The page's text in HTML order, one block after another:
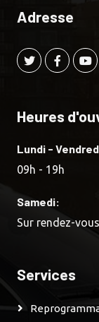
Adresse
Heures
Lundi -
09h - 19h
Samedi:
Sur rendez-vous
Services